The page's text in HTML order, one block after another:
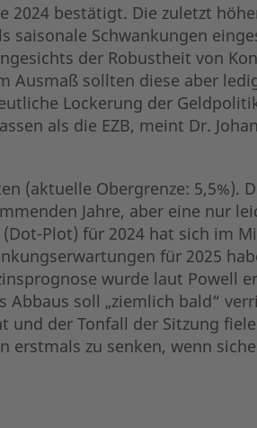
2024 bestätigt. Die zuletzt
saisonale Schwankungen
der Robustheit von
Ausmaß sollten diese aber
Lockerung der
als die EZB, meint Dr.
(aktuelle Obergrenze: 5,5%).
Jahre, aber eine nur
Plot) für 2024 hat sich im
für 2025
wurde laut Powell
soll „ziemlich bald“
und der Tonfall der Sitzung
erstmals zu senken, wenn